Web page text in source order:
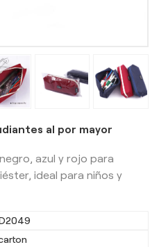
al por mayor
azul y rojo para
ideal para niños y